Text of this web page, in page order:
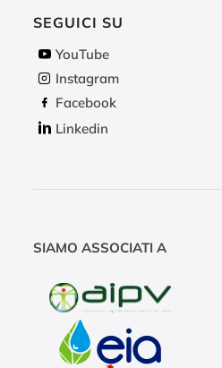
SEGUICI SU
YouTube
Instagram
Facebook
Linkedin
SIAMO ASSOCIATI A